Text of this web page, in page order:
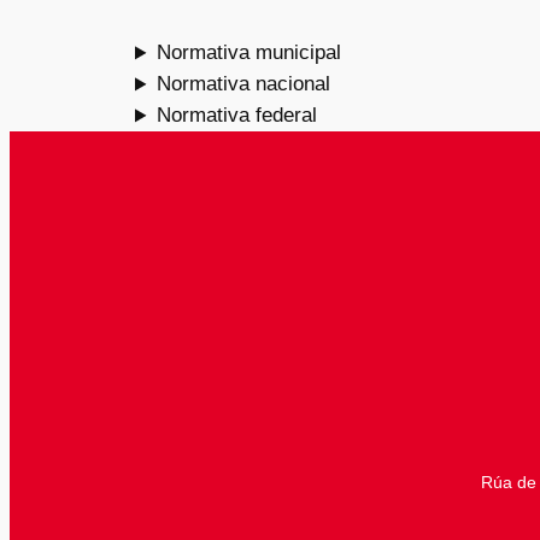
Normativa municipal
Normativa nacional
Normativa federal
Rúa